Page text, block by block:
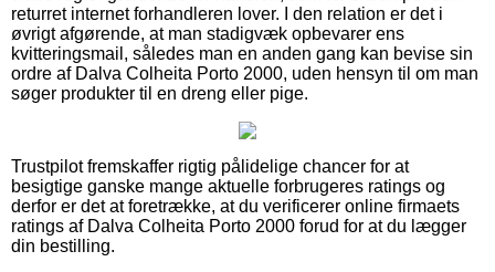
returret internet forhandleren lover. I den relation er det i
øvrigt afgørende, at man stadigvæk opbevarer ens
kvitteringsmail, således man en anden gang kan bevise sin
ordre af Dalva Colheita Porto 2000, uden hensyn til om man
søger produkter til en dreng eller pige.
Trustpilot fremskaffer rigtig pålidelige chancer for at
besigtige ganske mange aktuelle forbrugeres ratings og
derfor er det at foretrække, at du verificerer online firmaets
ratings af Dalva Colheita Porto 2000 forud for at du lægger
din bestilling.